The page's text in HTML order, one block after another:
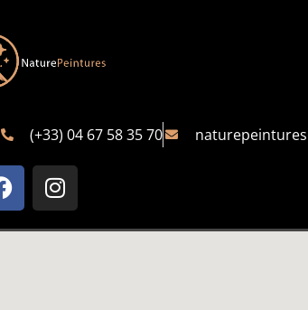
(+33) 04 67 58 35 70